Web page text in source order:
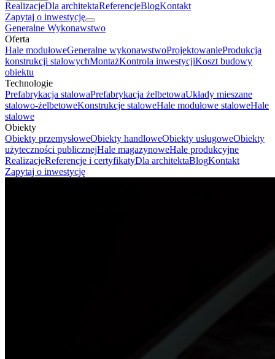
RealizacjeDla architektaReferencjeBlogKontakt
Zapytaj o inwestycję
Generalne Wykonawstwo
Oferta
Hale modułoweGeneralne wykonawstwoProjektowanieProdukcja
konstrukcji stalowychMontażKontrola inwestycjiKoszt budowy
obiektu
Technologie
Prefabrykacja stalowaPrefabrykacja żelbetowaUkłady mieszane
stalowo-żelbetoweKonstrukcje staloweHale modułowe staloweHale
stalowe
Obiekty
Obiekty przemysłoweObiekty handloweObiekty usługoweObiekty
użyteczności publicznejHale magazynoweHale produkcyjne
RealizacjeReferencje i certyfikatyDla architektaBlogKontakt
Zapytaj o inwestycję